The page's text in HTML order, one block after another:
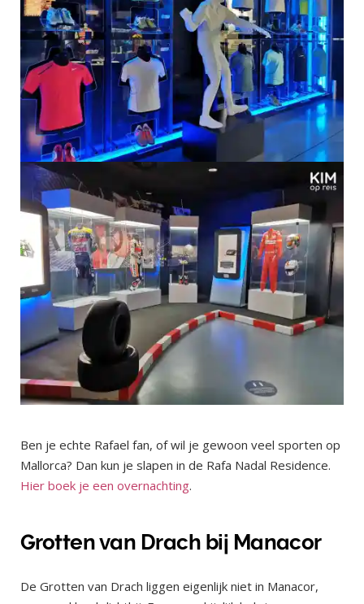
Ben je echte Rafael fan, of wil je gewoon veel sporten op
Mallorca? Dan kun je slapen in de Rafa Nadal Residence.
Hier boek je een overnachting.
Grotten van Drach bij Manacor
De Grotten van Drach liggen eigenlijk niet in Manacor,